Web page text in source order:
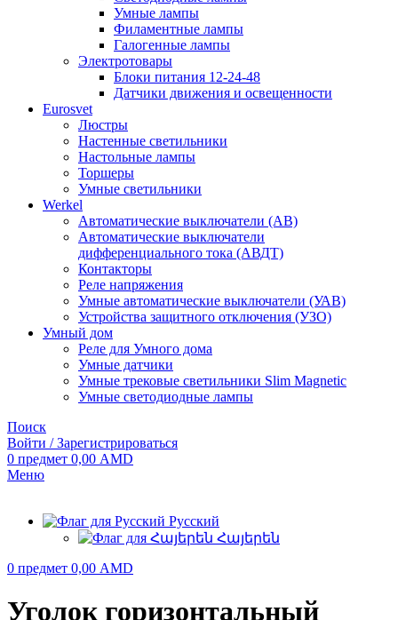
Умные лампы
Филаментные лампы
Галогенные лампы
Электротовары
Блоки питания 12-24-48
Датчики движения и освещенности
Eurosvet
Люстры
Настенные светильники
Настольные лампы
Торшеры
Умные светильники
Werkel
Автоматические выключатели (АВ)
Автоматические выключатели
дифференциального тока (АВДТ)
Контакторы
Реле напряжения
Умные автоматические выключатели (УАВ)
Устройства защитного отключения (УЗО)
Умный дом
Реле для Умного дома
Умные датчики
Умные трековые светильники Slim Magnetic
Умные светодиодные лампы
Поиск
Войти / Зарегистрироваться
0 предмет 0,00 AMD
Меню
Русский
Հայերեն
0 предмет 0,00 AMD
Уголок горизонтальный